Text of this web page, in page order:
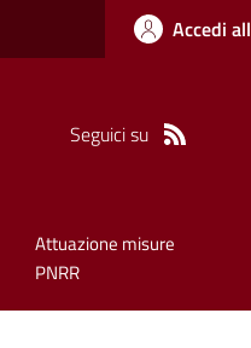
Accedi
Seguici su
Attuazione misure
PNRR